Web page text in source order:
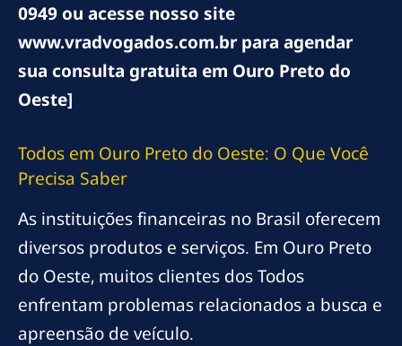
0949 ou acesse nosso site
www.vradvogados.com.br para agendar
sua consulta gratuita em Ouro Preto do
Oeste]
Todos em Ouro Preto do Oeste: O Que Você
Precisa Saber
As instituições financeiras no Brasil oferecem
diversos produtos e serviços. Em Ouro Preto
do Oeste, muitos clientes dos Todos
enfrentam problemas relacionados a busca e
apreensão de veículo.